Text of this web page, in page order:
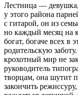
Лестница —
у этого района
с гитарой, он из
но каждый месяц на
богат, богаче всех в
родительскую
крохотный мир не
руководитель
творцам, она шутит
закончить